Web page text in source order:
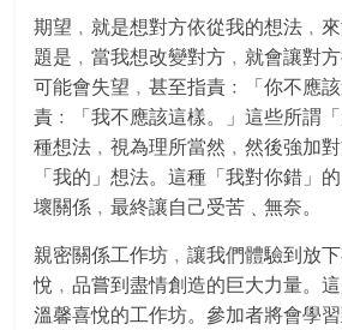
期望﹐就是想對方依從我的想法﹐
題是﹐當我想改變對方﹐就會讓對
可能會失望﹐甚至指責 ﹕「你不應
責﹕「我不應該這樣。」這些所謂
種想法﹐視為理所當然﹐然後強加
「我的」想法。這種「我對你錯」
壞關係﹐最終讓自己受苦﹑無奈。
親密關係工作坊﹐讓我們體驗到放
悅﹐品嘗到盡情創造的巨大力量。
溫馨喜悅的工作坊。參加者將會學